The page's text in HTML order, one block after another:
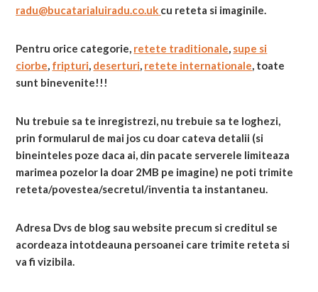
radu@bucatarialuiradu.co.uk cu reteta si imaginile.
Pentru orice categorie, retete traditionale, supe si
ciorbe, fripturi, deserturi, retete internationale, toate
sunt binevenite!!!
Nu trebuie sa te inregistrezi, nu trebuie sa te loghezi,
prin formularul de mai jos cu doar cateva detalii (si
bineinteles poze daca ai, din pacate serverele limiteaza
marimea pozelor la doar 2MB pe imagine) ne poti trimite
reteta/povestea/secretul/inventia ta instantaneu.
Adresa Dvs de blog sau website precum si creditul se
acordeaza intotdeauna persoanei care trimite reteta si
va fi vizibila.